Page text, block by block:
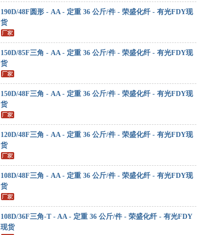
190D/48F圆形 - AA - 定重 36 公斤/件 - 荣盛化纤 - 有光FDY现
货
150D/85F三角 - AA - 定重 36 公斤/件 - 荣盛化纤 - 有光FDY现
货
150D/48F三角 - AA - 定重 36 公斤/件 - 荣盛化纤 - 有光FDY现
货
120D/48F三角 - AA - 定重 36 公斤/件 - 荣盛化纤 - 有光FDY现
货
108D/48F三角 - AA - 定重 36 公斤/件 - 荣盛化纤 - 有光FDY现
货
108D/36F三角-T - AA - 定重 36 公斤/件 - 荣盛化纤 - 有光FDY
现货